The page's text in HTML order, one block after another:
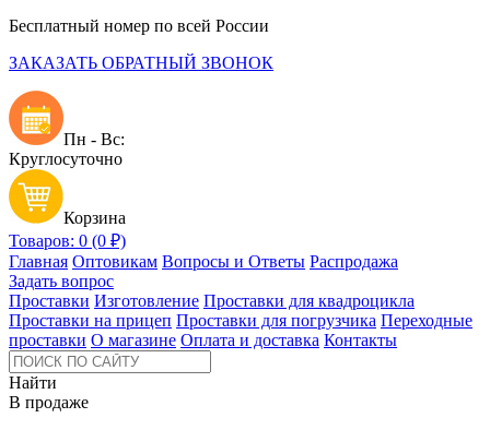
Бесплатный номер по всей России
ЗАКАЗАТЬ ОБРАТНЫЙ ЗВОНОК
Пн - Вс:
Круглосуточно
Корзина
Товаров: 0 (0 ₽)
Главная Оптовикам Вопросы и Ответы Распродажа
Задать вопрос
Проставки Изготовление Проставки для квадроцикла
Проставки на прицеп Проставки для погрузчика Переходные
проставки О магазине Оплата и доставка Контакты
Найти
В продаже